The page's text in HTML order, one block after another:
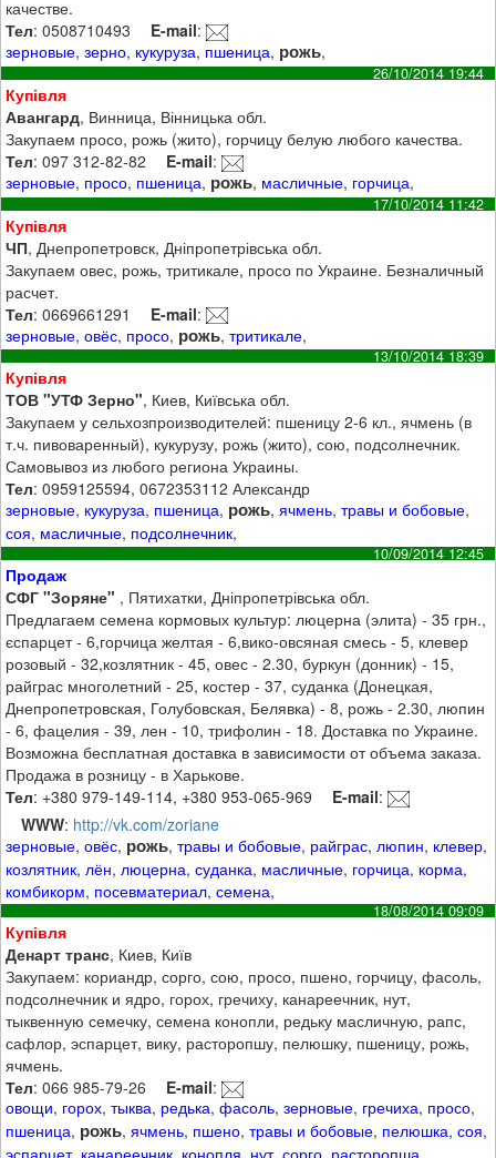
качестве.
Тел: 0508710493 E-mail:
зерновые,зерно, кукуруза, пшеница, рожь,
26/10/2014 19:44
Купівля
Авангард, Винница, Вінницька обл.
Закупаем просо, рожь (жито), горчицу белую любого качества.
Тел: 097 312-82-82 E-mail:
зерновые, просо, пшеница, рожь, масличные, горчица,
17/10/2014 11:42
Купівля
ЧП, Днепропетровск, Дніпропетрівська обл.
Закупаем овес, рожь, тритикале, просо по Украине. Безналичный
расчет.
Тел: 0669661291 E-mail:
зерновые,овёс, просо, рожь,тритикале,
13/10/2014 18:39
Купівля
ТОВ "УТФ Зерно", Киев, Київська обл.
Закупаем у сельхозпроизводителей: пшеницу 2-6 кл., ячмень (в
т.ч. пивоваренный), кукурузу, рожь (жито), сою, подсолнечник.
Самовывоз из любого региона Украины.
Тел: 0959125594, 0672353112 Александр
зерновые, кукуруза, пшеница, рожь,ячмень,травы и бобовые,
соя, масличные, подсолнечник,
10/09/2014 12:45
Продаж
СФГ "Зоряне" , Пятихатки, Дніпропетрівська обл.
Предлагаем семена кормовых культур: люцерна (элита) - 35 грн.,
єспарцет - 6,горчица желтая - 6,вико-овсяная смесь - 5, клевер
розовый - 32,козлятник - 45, овес - 2.30, буркун (донник) - 15,
райграс многолетний - 25, костер - 37, суданка (Донецкая,
Днепропетровская, Голубовская, Белявка) - 8, рожь - 2.30, люпин
- 6, фацелия - 39, лен - 10, трифолин - 18. Доставка по Украине.
Возможна бесплатная доставка в зависимости от объема заказа.
Продажа в розницу - в Харькове.
Тел: +380 979-149-114, +380 953-065-969 E-mail:
WWW: http://vk.com/zoriane
зерновые,овёс, рожь,травы и бобовые, райграс, люпин, клевер,
козлятник, лён, люцерна,суданка, масличные, горчица, корма,
комбикорм, посевматериал,семена,
18/08/2014 09:09
Купівля
Денарт транс, Киев, Київ
Закупаем: кориандр, сорго, сою, просо, пшено, горчицу, фасоль,
подсолнечник и ядро, горох, гречиху, канареечник, нут,
тыквенную семечку, семена конопли, редьку масличную, рапс,
сафлор, эспарцет, вику, расторопшу, пелюшку, пшеницу, рожь,
ячмень.
Тел: 066 985-79-26 E-mail:
овощи, горох,тыква, редька,фасоль,зерновые, гречиха, просо,
пшеница, рожь,ячмень, пшено,травы и бобовые, пелюшка,соя,